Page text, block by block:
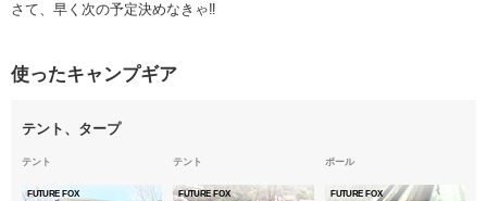
さて、早く次の予定決めなきゃ‼️
使ったキャンプギア
テント、タープ
テント
FUTURE FOX
テント
FUTURE FOX
ポール
FUTURE FOX